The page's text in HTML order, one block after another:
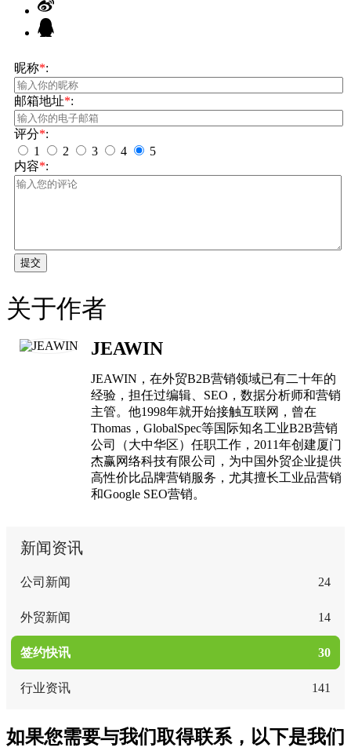
昵称*:
邮箱地址*:
评分*:
1
2 3 4
5
内容*:
提交
关于作者
JEAWIN
JEAWIN，在外贸B2B营销领域已有二十年的
经验，担任过编辑、SEO，数据分析师和营销
主管。他1998年就开始接触互联网，曾在
Thomas，GlobalSpec等国际知名工业B2B营销
公司（大中华区）任职工作，2011年创建厦门
杰赢网络科技有限公司，为中国外贸企业提供
高性价比品牌营销服务，尤其擅长工业品营销
和Google SEO营销。
新闻资讯
公司新闻 24
外贸新闻 14
签约快讯 30
行业资讯 141
如果您需要与我们取得联系，以下是我们